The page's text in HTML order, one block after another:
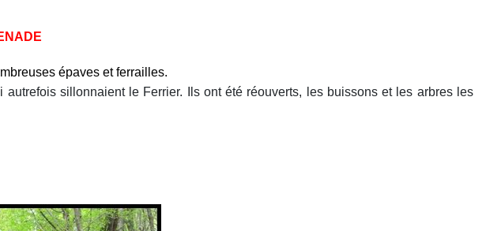
épaves et ferrailles.
sillonnaient le Ferrier. Ils ont été réouverts, les buissons et les arbres les